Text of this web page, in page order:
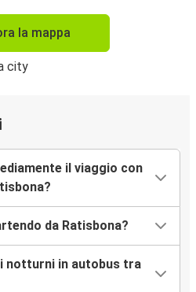
la mappa
il viaggio con
da Ratisbona?
notturni in autobus tra